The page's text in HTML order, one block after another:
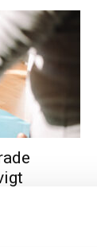
ett år har vi
förr. Här ett